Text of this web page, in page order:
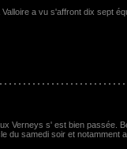
a vu s'affront dix sept
Verneys s' est bien passée.
du samedi soir et notamment